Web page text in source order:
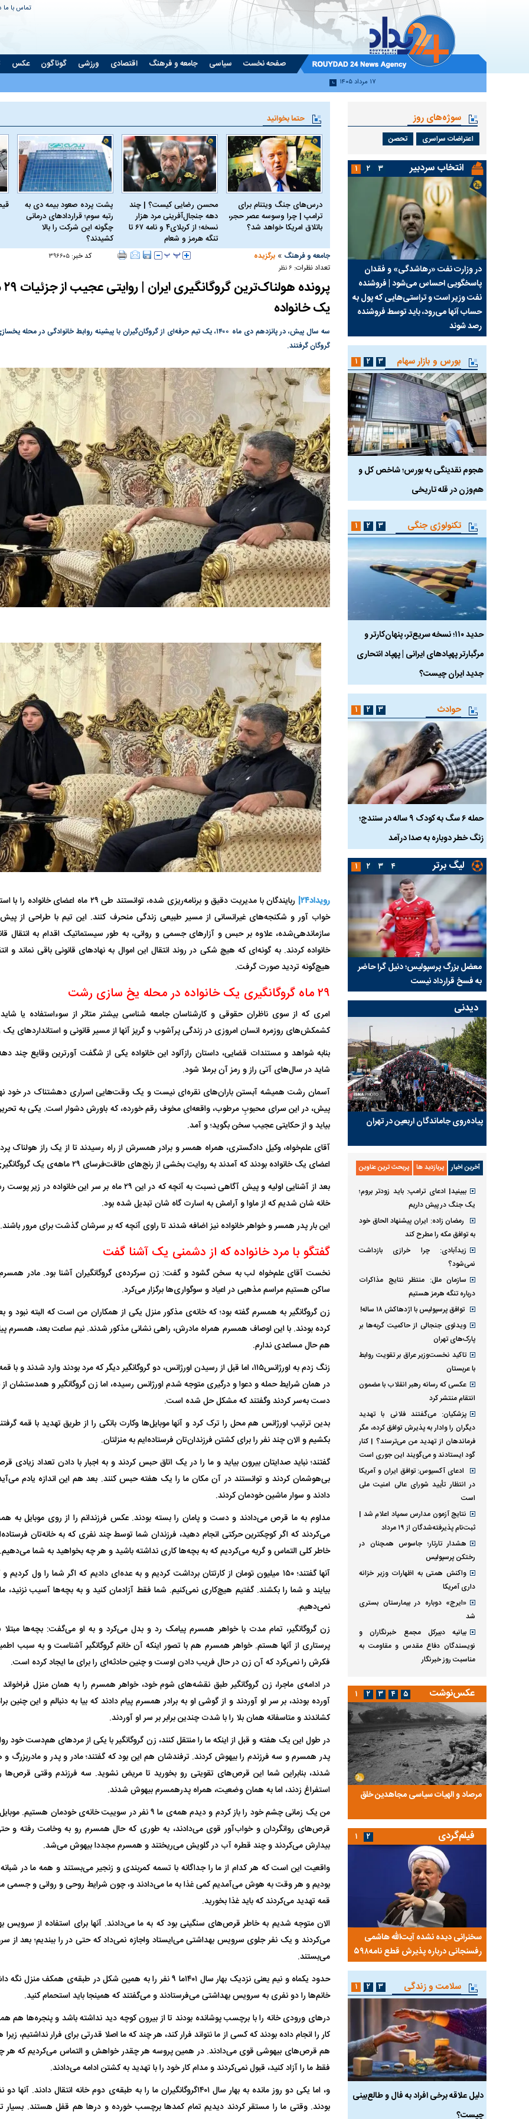
تماس با ما
صفحه نخست سیاسی جامعه و فرهنگ اقتصادی ورزشی گوناگون عکس
۱۷ مرداد ۱۴۰۵
حتما بخوانید
درس‌های جنگ ویتنام برای
ترامپ | چرا وسوسه عصر حجر،
باتلاق امریکا خواهد شد؟
محسن رضایی کیست؟ | چند
دهه جنجال‌آفرینی مرد هزار
نسخه؛ از کربلای۴ و نامه ۶۷ تا
تنگه هرمز و شعام
پشت پرده صعود بیمه دی به
رتبه سوم؛ قراردادهای درمانی
چگونه این شرکت را بالا
کشیدند؟
جامعه و فرهنگ » برگزیده کد خبر: ۳۹۶۶۰۵
تعداد نظرات: ۶ نظر
یک خانواده
گروگان گرفتند.
رویداد۲۴|
ربایندگان با مدیریت دقیق و برنامه‌ریزی شده،
خواب آور و شکنجه‌های غیرانسانی از مسیر طبیعی زندگی منحرف کنند. این تیم با طراحی از
سازماندهی‌شده، علاوه بر حبس و آزار‌های جسمی و روانی، به طور سیستماتیک اقدام به انتقال
خانواده کردند. به گونه‌ای که هیچ شکی در روند انتقال این اموال به نهاد‌های قانونی باقی نماند و
هیچ‌گونه تردید صورت گرفت.
۲۹ ماه گروگانگیری یک خانواده در محله یخ سازی رشت
امری که از سوی ناظران حقوقی و کارشناسان جامعه شناسی بیشتر متاثر از سوءاستفاده یا
کشمکش‌های روزمره انسان امروزی در زندگی پرآشوب و گریز آنها از مسیر قانونی و استاندارد‌های یک
بنابه شواهد و مستندات قضایی، داستان رازآلود این خانواده یکی از شگفت آورترین وقایع چند
شاید در سال‌های آتی راز و رمز آن برملا شود.
پیش، در این سرای محبوبِ مرطوب، واقعه‌ای مخوف رقم خورده، که باورش دشوار است. یکی به
بیاید و از حکایتی عجیب سخن بگوید؛ و آمد.
اعضای یک خانواده بودند که آمدند به روایت بخشی از رنج‌های طاقت‌فرسای ۲۹ ماهه‌ی یک گروگانگیری نشستند.
بعد از آشنایی اولیه و پیش آگاهی نسبت به آنچه که در این ۲۹ ماه
خانه شان شدیم که از ماوا و آرامش به اسارت گاه شان تبدیل شده بود.
این بار پدر همسر و خواهر خانواده نیز اضافه شدند تا راوی آنچه که بر سرشان گذشت برای مرور باشند.
گفتگو با مرد خانواده که از دشمنی یک آشنا گفت
نخست آقای علم‌خواه لب به سخن گشود و گفت: زن سرکرده‌ی گروگانگیران آشنا بود. مادر
ساکن هستیم مراسم مذهبی در اعیاد و سوگواری‌ها برگزار می‌کرد.
زن گروگانگیر به همسرم گفته بود؛ که خانه‌ی مذکور منزل یکی از همکاران من است که البته نبود و
کرده بودند. با این اوصاف همسرم همراه مادرش، راهی نشانی مذکور شدند. نیم ساعت بعد، همسرم
هم حال مساعدی ندارم.
زنگ زدم به اورژانس۱۱۵، اما قبل از رسیدن اورژانس، دو گروگانگیر دیگر که مرد بودند وارد
در همان شرایط حمله و دعوا و درگیری متوجه شدم اورژانس رسیده، اما زن گروگانگیر و همدستشان
دست به‌سر کردند وگفتند که مشکل حل شده است.
بدین ترتیب اورژانس هم محل را ترک کرد و آنها موبایل‌ها وکارت بانکی را از طریق تهدید با قمه
بکشیم و الان چند نفر را برای کشتن فرزندان‌تان فرستاده‌ایم به منزلتان.
گفتند؛ نباید صدایتان بیرون بیاید و ما را در یک اتاق حبس کردند و به اجبار با دادن تعداد زیادی
بی‌هوشمان کردند و توانستند در آن مکان ما را یک هفته حبس کنند. بعد هم این اندازه یادم
دادند و سوار ماشین خودمان کردند.
مداوم به ما قرص می‌دادند و دست و پامان را بسته بودند. عکس فرزندانم را از روی موبایل به
می‌کردند که اگر کوچکترین حرکتی انجام دهید، فرزندان شما توسط چند نفری که به خانه‌تان
خاطر کلی التماس و گریه می‌کردیم که به بچه‌ها کاری نداشته باشید و هر چه بخواهید به شما می‌دهیم.
آنها گفتند؛ ۱۵۰ میلیون تومان از کارتتان برداشت کردیم و به عده‌ای دادیم که اگر شما را ول
بیایند و شما را بکشند. گفتیم هیچ‌کاری نمی‌کنیم. شما فقط آزادمان کنید و به بچه‌ها آسیب نزنید،
نمی‌دهیم.
زن گروگانگیر، تمام مدت با خواهر همسرم پیامک رد و بدل می‌کرد و به او می‌گفت: بچه‌ها
پرستاری از آنها هستم. خواهر همسرم هم با تصور اینکه آن خانم گروگانگیر آشناست و به سبب
فکرش را نمی‌کرد که آن زن در حال فریب دادن اوست و چنین حادثه‌ای را برای ما ایجاد کرده است.
در ادامه‌ی ماجرا، زن گروگانگیر طبق نقشه‌های شوم خود، خواهر همسرم را به همان منزل
آورده بودند، بر سر او آوردند و از گوشی او به برادر همسرم پیام دادند که بیا به دنبالم و این
کشاندند و متاسفانه همان بلا را با شدت چندین برابر بر سر او آوردند.
در طول این یک هفته و قبل از اینکه ما را منتقل کنند، زن گروگانگیر با یکی از مرد‌های هم‌دست خود
پدر همسرم و سه فرزندم را بیهوش کردند. ترفندشان هم این بود که گفتند؛ مادر و پدر و مادربزرگ و
شدند، بنابراین شما این قرص‌های تقویتی رو بخورید تا مریض نشوید. سه فرزندم وقتی قرص‌ها
استفراغ زدند، اما به همان وضعیت، همراه پدرهمسرم بیهوش شدند.
من یک زمانی چشم خود را باز کردم و دیدم همه‌ی ما ۹ نفر در سوییت خانه‌ی
قرص‌های روانگردان و خواب‌آور قوی می‌دادند، به طوری که حال همسرم رو به وخامت رفته و
بیدارش می‌کردند و چند قطره آب در گلویش می‌ریختند و همسرم مجددا بیهوش می‌شد.
بودیم و هر وقت به هوش می‌آمدیم کمی غذا به ما می‌دادند و، چون شرایط روحی و روانی و جسمی
قمه تهدید می‌کردند که باید غذا بخورید.
الان متوجه شدیم به خاطر قرص‌های سنگینی بود که به ما می‌دادند. آنها برای استفاده از سرویس
می‌کردند و یک نفر جلوی سرویس بهداشتی می‌ایستاد واجازه نمی‌داد که حتی در را ببندیم؛ بعد از
می‌بستند.
حدود یکماه و نیم یعنی نزدیک بهار سال ۱۴۰۱ما ۹ نفر را به همین شکل در
خانم‌ها را دو نفری به سرویس بهداشتی می‌فرستادند و می‌گفتند که همینجا باید استحمام کنید.
در‌های ورودی خانه را با برچسب پوشانده بودند تا از بیرون کوچه دید نداشته باشد و پنجره‌ها هم
کار را انجام داده بودند که کسی از ما نتواند فرار کند، هر چند که ما اصلا قدرتی برای فرار نداشتیم،
هم قرص‌های بیهوشی قوی می‌دادند. در همین پروسه هر چقدر خواهش و التماس می‌کردیم که هر چه
فقط ما را آزاد کنید، قبول نمی‌کردند و مدام کار خود را با تهدید به کشتن ادامه می‌دادند.
و، اما یکی دو روز مانده به بهار سال ۱۴۰۱گروگانگیران ما را به طبقه‌ی دوم خانه انتقال
بودند. وقتی ما را مستقر کردند دیدیم تمام کمد‌ها برچسب خورده و در‌ها هم قفل هستند. بسیار
سوژه‌های روز
اعتراضات سراسری تحصن
انتخاب سردبیر
در وزارت نفت «رهاشدگی» و فقدان
پاسخگویی احساس می‌شود | فروشنده
نفت وزیر است و تراستی‌هایی که پول به
حساب آنها می‌رود، باید توسط فروشنده
رصد شوند
چرا رویای آمریکایی سرنگونی رژیم و
نابودی محور مقاومت تعبیر نشد؟ | پشت
پرده تجارت پهپاد‌ ۱۵۰۰ دلاری که
واشنگتن را زمین زد
کمپین نه به اعدام
پاسخگویی
نفت وزیر است و
رصد شوند
۱ ۲ ۳
بورس و بازار سهام
هجوم نقدینگی به بورس؛ شاخص کل و
هم‌وزن در قله تاریخی
بورس تهران رکورد شکست سیگنال مثبت دیپلماسی به بورس
هجوم
هم‌وزن در قله
۱ ۲ ۳
تکنولوژی جنگی
حدید ۱۱۰؛ نسخه سریع‌تر، پنهان‌کارتر و
مرگبارتر پهپادهای ایرانی | پهپاد انتحاری
جدید ایران چیست؟
چیست؟
مرگبارتر پهپادهای
جدید ایران
۱ ۲ ۳
حوادث
حمله ۶ سگ به کودک ۹ ساله در سنندج؛
زنگ خطر دوباره به صدا درآمد
واژگونی مرگبار سمند در اصفهان | ۴ نفر
کشته شدند
عکس| ماجرای کشف جسد ناشناس که
توسط حیوانات خورده شد
زنگ خطر دوباره
۱ ۲ ۳
لیگ برتر
معضل بزرگ پرسپولیس؛ دنیل گرا حاضر
به فسخ قرارداد نیست
مقصد احتمالی مدافع جوان پرسپولیس
۱ ۲ ۳ ۴
دیدنی
پیاده‌روی جاماندگان اربعین در تهران
آخرین اخبار پربازدید ها پربحث ترین عناوین
ببینید| ادعای ترامپ: باید زودتر بروم؛
یک جنگ در پیش داریم
رمضان زاده: ایران پیشنهاد الحاق خود
به توافق مکه را مطرح کند
زیدآبادی: چرا خرازی بازداشت
نمی‌شود؟
سازمان ملل: منتظر نتایج مذاکرات
درباره تنگه هرمز هستیم
توافق پرسپولیس با اژدهاکش ۱۸ ساله!
ویدئوی جنجالی از حاکمیت گربه‌ها بر
پارک‌های تهران
تاکید نخست‌وزیر عراق بر تقویت روابط
با عربستان
عکسی که رسانه رهبر انقلاب با مضمون
انتقام منتشر کرد
پزشکیان: می‌گفتند فلانی با تهدید
دیگران را وادار به پذیرش توافق کرده، مگر
فرماندهان از تهدید من می‌ترسند؟ | کنار
گود ایستادند و می‌گویند این جوری است
ادعای آکسیوس: توافق ایران و آمریکا
در انتظار تأیید شورای عالی امنیت ملی
است
نتایج آزمون مدارس سمپاد اعلام شد |
ثبت‌نام پذیرفته‌شدگان از ۱۹ مرداد
هشدار تارتار؛ جاسوس همچنان در
رختکن پرسپولیس
واکنش همتی به اظهارات وزیر خزانه
داری آمریکا
«ایرج» دوباره در بیمارستان بستری
شد
بیانیه دبیرکل مجمع خبرنگاران و
نویسندگان دفاع مقدس و مقاومت به
مناسبت روز خبرنگار
عکس‌نوشت
مرصاد و الهیات سیاسی مجاهدین خلق
آخرین پرده از حیات سیاسی یک سلسله |
روایتی از آخرین مصاحبه‌ی شاه در ایران
ریشه‌های عزاداری ماه محرم در فرهنگ
و تاریخ ایران
انجام می‌شد؟
۱ ۲ ۳ ۴ ۵
فیلم‌گردی
سخنرانی دیده نشده آیت‌الله هاشمی
رفسنجانی درباره پذیرش قطع نامه۵۹۸
ببینید| انیمیشن لگویی حمله به کویت با
جنگنده اف-۵
سخنرانی دیده نشده آیت‌الله هاشمی
ببینید| انیمیشن
۱ ۲
سلامت و زندگی
دلیل علاقه برخی افراد به فال و طالع‌بینی
چیست؟
تاثیر استرس بر بدن علت تنگی نفس و راه های درمان آن
دلیل علاقه برخی
چیست؟
۱ ۲ ۳